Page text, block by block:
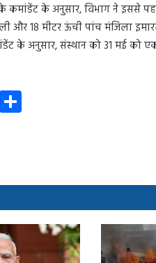
के कमांडेंट के अनुसार, विभाग ने इससे
और 18 मीटर ऊंची पांच मंजिला
के अनुसार, संस्थान को 31 मई को
E
m